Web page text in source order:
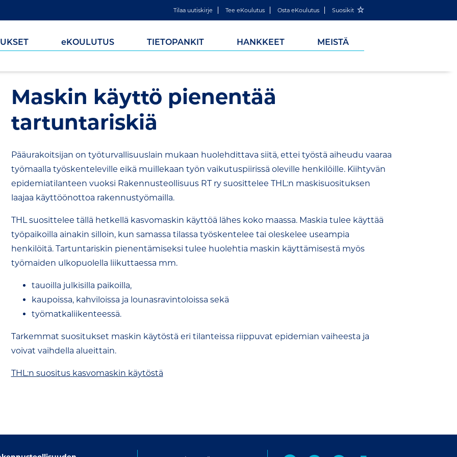
Tilaa uutiskirje Tee eKoulutus Osta eKoulutus Suosikit
eKOULUTUS TIETOPANKIT HANKKEET MEISTÄ
Maskin käyttö pienentää
tartuntariskiä
Pääurakoitsijan on työturvallisuuslain mukaan huolehdittava siitä, ettei työstä aiheudu vaaraa
työmaalla työskenteleville eikä muillekaan työn vaikutuspiirissä oleville henkilöille. Kiihtyvän
epidemiatilanteen vuoksi Rakennusteollisuus RT ry suosittelee THL:n maskisuosituksen
laajaa käyttöönottoa rakennustyömailla.
THL suosittelee tällä hetkellä kasvomaskin käyttöä lähes koko maassa. Maskia tulee käyttää
työpaikoilla ainakin silloin, kun samassa tilassa työskentelee tai oleskelee useampia
henkilöitä. Tartuntariskin pienentämiseksi tulee huolehtia maskin käyttämisestä myös
työmaiden ulkopuolella liikuttaessa mm.
tauoilla julkisilla paikoilla,
kaupoissa, kahviloissa ja lounasravintoloissa sekä
työmatkaliikenteessä.
Tarkemmat suositukset maskin käytöstä eri tilanteissa riippuvat epidemian vaiheesta ja
voivat vaihdella alueittain.
THL:n suositus kasvomaskin käytöstä